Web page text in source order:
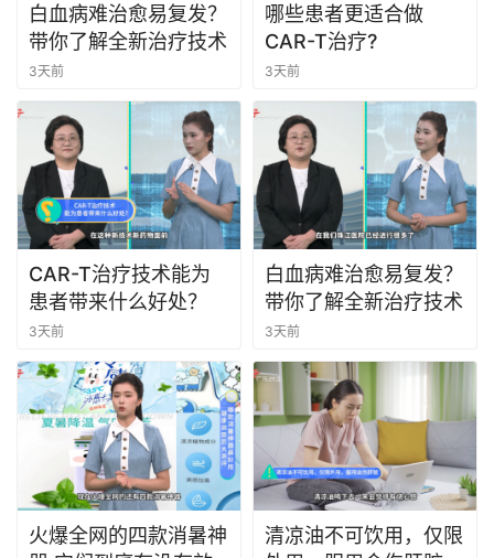
白血病难治愈易复发？
带你了解全新治疗技术
3天前
哪些患者更适合做
CAR-T治疗?
3天前
CAR-T治疗技术能为
患者带来什么好处？
3天前
白血病难治愈易复发？
带你了解全新治疗技术
3天前
火爆全网的四款消暑神
清凉油不可饮用，仅限